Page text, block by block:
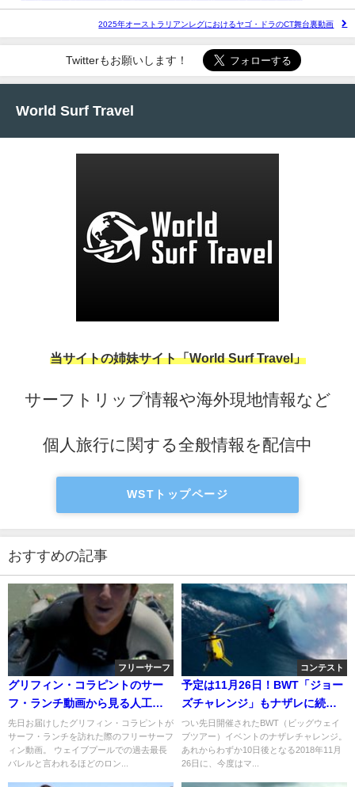
2025年オーストラリアンレグにおけるヤゴ・ドラのCT舞台裏動画
Twitterもお願いします！
World Surf Travel
当サイトの姉妹サイト「World Surf Travel」
サーフトリップ情報や海外現地情報など
個人旅行に関する全般情報を配信中
WSTトップページ
おすすめの記事
フリーサーフ
グリフィン・コラピントのサー
フ・ランチ動画から見る人工波
イベントでの攻め方
先日お届けしたグリフィン・コラピントが
サーフ・ランチを訪れた際のフリーサーフ
ィン動画。 ウェイブプールでの過去最長
バレルと言われるほどのロン...
コンテスト
予定は11月26日！BWT「ジョー
ズチャレンジ」もナザレに続き
グリーンアラート
つい先日開催されたBWT（ビッグウェイ
ブツアー）イベントのナザレチャレンジ。
あれからわずか10日後となる2018年11月
26日に、今度はマ...